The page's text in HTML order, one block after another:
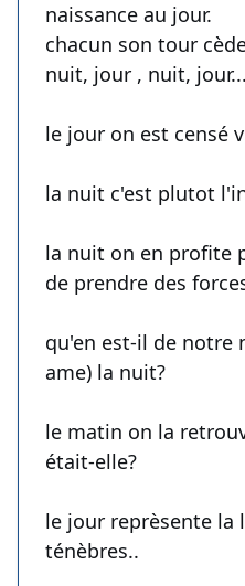
naissance au jour.
chacun son tour
nuit, jour , nuit,
le jour on est censé
la nuit c'est plutot
la nuit on en profite
de prendre des
qu'en est-il de notre
ame) la nuit?
le matin on la
était-elle?
le jour reprèsente la
ténèbres..